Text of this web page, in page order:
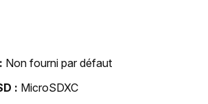
Non fourni par défaut
MicroSDXC